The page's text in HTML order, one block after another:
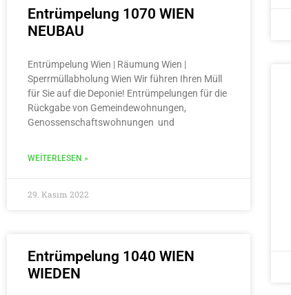
Entrümpelung 1070 WIEN
NEUBAU
Entrümpelung Wien | Räumung Wien |
Sperrmüllabholung Wien Wir führen Ihren Müll
für Sie auf die Deponie! Entrümpelungen für die
Rückgabe von Gemeindewohnungen,
Genossenschaftswohnungen und
WEITERLESEN »
29. Kasım 2022
Entrümpelung 1040 WIEN
WIEDEN